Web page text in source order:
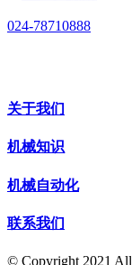
024-78710888
关于我们
机械知识
机械自动化
联系我们
© Copyright 2021 All